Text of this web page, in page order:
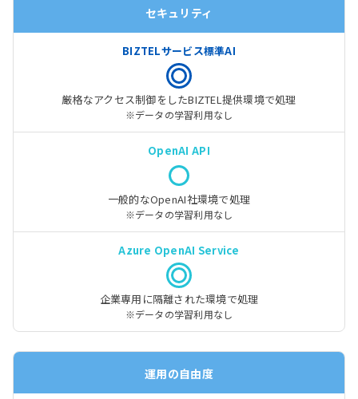
セキュリティ
厳格なアクセス制御をしたBIZTEL提供環境で処理
※データの学習利用なし
一般的なOpenAI社環境で処理
※データの学習利用なし
企業専用に隔離された環境で処理
※データの学習利用なし
運用の自由度